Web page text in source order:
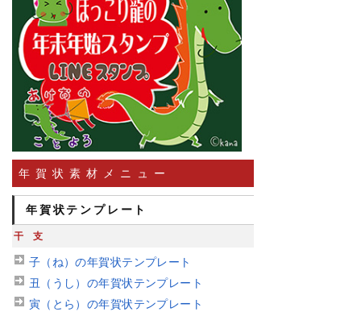
年賀状素材メニュー
年賀状テンプレート
干支
子（ね）の年賀状テンプレート
丑（うし）の年賀状テンプレート
寅（とら）の年賀状テンプレート